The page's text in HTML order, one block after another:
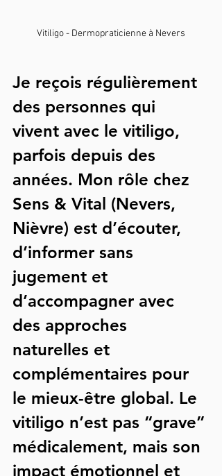
Vitiligo - Dermopraticienne à Nevers
Je reçois régulièrement
des personnes qui
vivent avec le vitiligo,
parfois depuis des
années. Mon rôle chez
Sens & Vital (Nevers,
Nièvre) est d’écouter,
d’informer sans
jugement et
d’accompagner avec
des approches
naturelles et
complémentaires pour
le mieux-être global. Le
vitiligo n’est pas “grave”
médicalement, mais son
impact émotionnel et